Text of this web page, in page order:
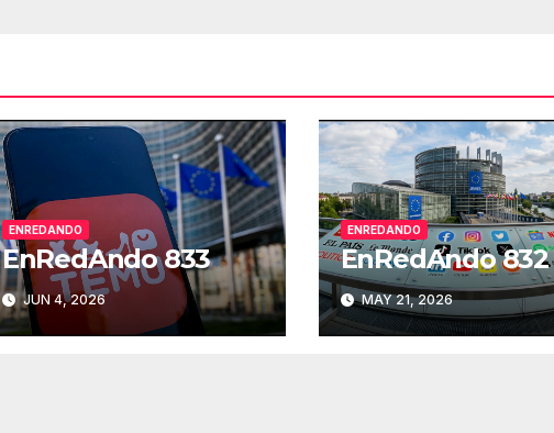
ENREDANDO
EnRedAndo 833
JUN 4, 2026
ENREDANDO
EnRedAndo 832
MAY 21, 2026